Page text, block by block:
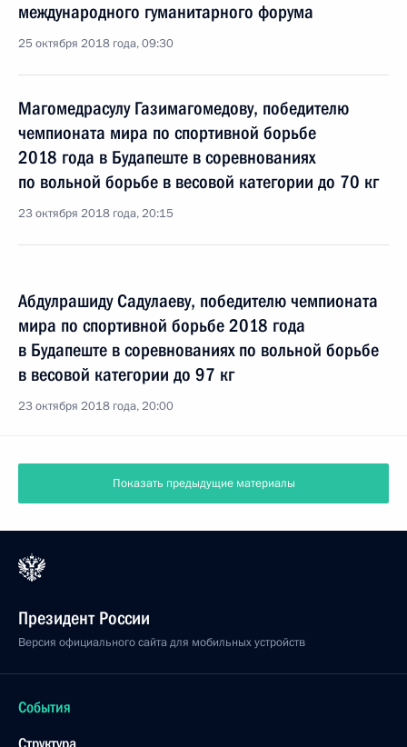
международного гуманитарного форума
25 октября 2018 года, 09:30
Магомедрасулу Газимагомедову, победителю
чемпионата мира по спортивной борьбе
2018 года в Будапеште в соревнованиях
по вольной борьбе в весовой категории до 70 кг
23 октября 2018 года, 20:15
Абдулрашиду Садулаеву, победителю чемпионата
мира по спортивной борьбе 2018 года
в Будапеште в соревнованиях по вольной борьбе
в весовой категории до 97 кг
23 октября 2018 года, 20:00
Показать предыдущие материалы
Президент России
Версия официального сайта для мобильных устройств
События
Структура